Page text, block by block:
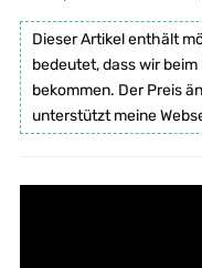
Dieser Artikel enthält
bedeutet, dass wir
bekommen. Der Preis
unterstützt meine